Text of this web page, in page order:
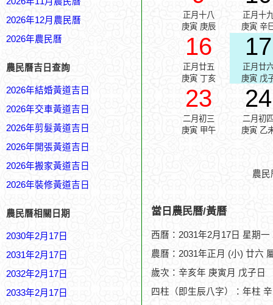
2026年12月農民曆
2026年農民曆
農民曆吉日查詢
2026年結婚黃道吉日
2026年交車黃道吉日
2026年剪髮黃道吉日
2026年開張黃道吉日
2026年搬家黃道吉日
2026年裝修黃道吉日
農民曆相關日期
2030年2月17日
2031年2月17日
2032年2月17日
2033年2月17日
正月十八
庚寅 庚辰
正月十
庚寅 辛
16
正月廿五
庚寅 丁亥
17
正月廿
庚寅 戊
23
二月初三
庚寅 甲午
24
二月初
庚寅 乙
農
當日農民曆/黃曆
西曆：2031年2月17日 星期一
農曆：2031年正月 (小) 廿六
歲次：辛亥年 庚寅月 戊子日
四柱（即生辰八字）：年柱